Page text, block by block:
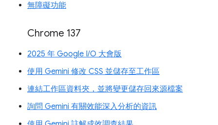
無障礙功能
Chrome 137
2025 年 Google I/O 大會版
使用 Gemini 修改 CSS 並儲存至工作區
連結工作區資料夾，並將變更儲存回來源檔案
詢問 Gemini 有關效能深入分析的資訊